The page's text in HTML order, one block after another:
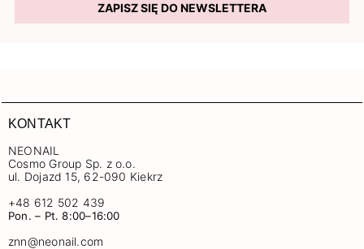
ZAPISZ SIĘ DO NEWSLETTERA
KONTAKT
NEONAIL
Cosmo Group Sp. z o.o.
ul. Dojazd 15, 62-090 Kiekrz
+48 612 502 439
Pon. – Pt. 8:00–16:00
znn@neonail.com